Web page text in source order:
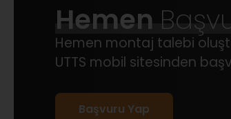
Hemen
Hemen montaj talebi
UTTS mobil sitesinden
Başvuru Yap